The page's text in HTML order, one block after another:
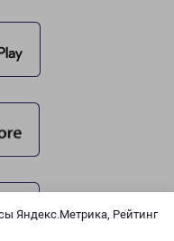
Яндекс.Метрика, Рейтинг